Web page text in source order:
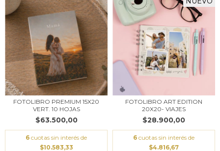
FOTOLIBRO PREMIUM 15X20
VERT. 10 HOJAS
$63.500,00
6 cuotas sin interés de
$10.583,33
FOTOLIBRO ART EDITION
20X20- VIAJES
$28.900,00
6 cuotas sin interés de
$4.816,67